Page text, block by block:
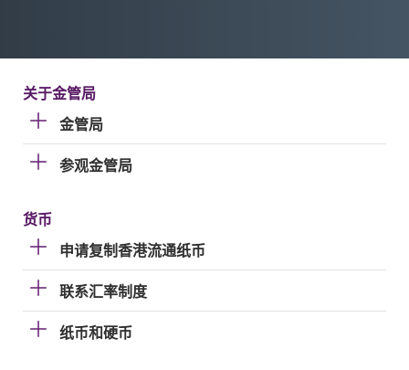
关于金管局
金管局
参观金管局
货币
申请复制香港流通纸币
联系汇率制度
纸币和硬币